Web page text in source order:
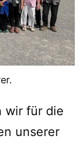
wir für die
unserer